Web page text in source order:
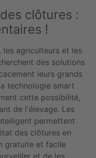
clôtures :
!
les agriculteurs et les
des solutions
leurs grands
technologie smart
cette possibilité,
de l'élevage. Les
permettent
des clôtures en
gratuite et facile
et de les